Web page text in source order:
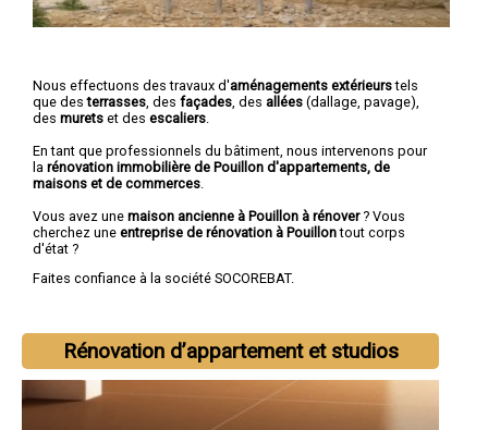
Nous effectuons des travaux d'aménagements extérieurstels
que desterrasses , des façades , des allées (dallage, pavage),
des murets et des escaliers
En tant que professionnels du bâtiment, nous intervenons pour
la rénovation immobilière de Pouillon d'appartements, de
maisons et de commerces
Vous avez une maison ancienne à Pouillon à rénover? Vous
cherchez une entreprise de rénovation à Pouillontout corps
d'état ?
Faites confiance à la société SOCOREBAT.
Rénovation d’appartement et studios